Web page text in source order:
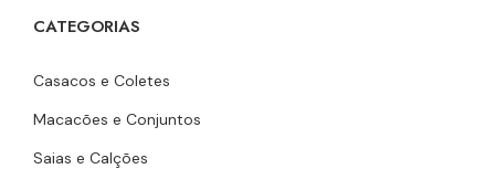
CATEGORIAS
Casacos e Coletes
Macacões e Conjuntos
Saias e Calções